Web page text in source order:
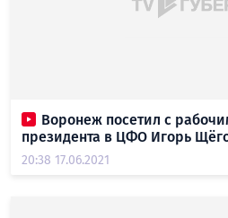
Воронеж посетил с
президента в ЦФО Игорь
20:38 17.06.2021